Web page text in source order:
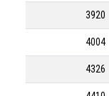
3920
4004
4326